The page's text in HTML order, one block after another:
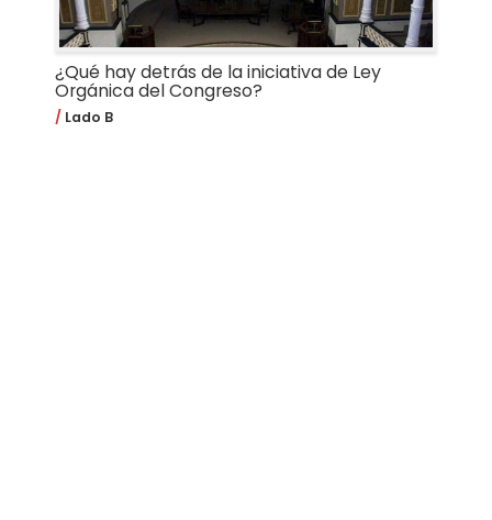
¿Qué hay detrás de la iniciativa de Ley
Orgánica del Congreso?
Lado B